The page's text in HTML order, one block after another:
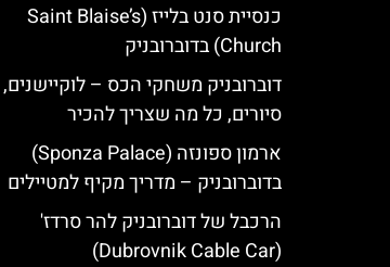
כנסיית סנט בלייז (Saint Blaise’s
Church) בדוברובניק
דוברובניק משחקי הכס – לוקיישנים,
סיורים, כל מה שצריך להכיר
ארמון ספונזה (Sponza Palace)
בדוברובניק – מדריך מקיף למטיילים
הרכבל של דוברובניק להר סרדז'
(Dubrovnik Cable Car)